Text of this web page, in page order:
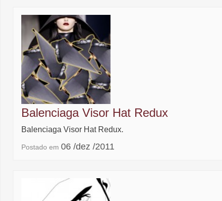
Balenciaga Visor Hat Redux
Balenciaga Visor Hat Redux.
Postado em 06 /dez /2011